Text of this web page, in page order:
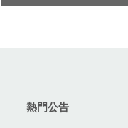
熱門公告